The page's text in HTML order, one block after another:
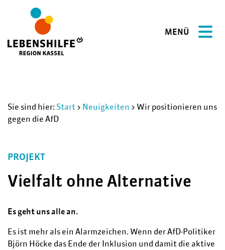
MENÜ
Sie sind hier: Start > Neuigkeiten > Wir positionieren uns
gegen die AfD
PROJEKT
Vielfalt ohne Alternative
Es geht uns alle an.
Es ist mehr als ein Alarmzeichen. Wenn der AfD-Politiker
Björn Höcke das Ende der Inklusion und damit die aktive